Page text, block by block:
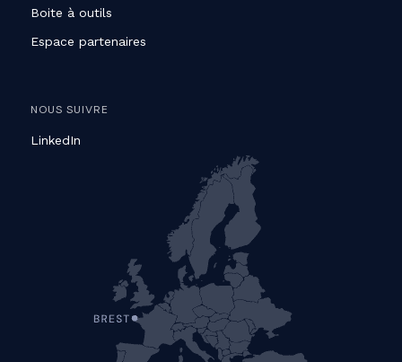
Boite à outils
Espace partenaires
NOUS SUIVRE
LinkedIn